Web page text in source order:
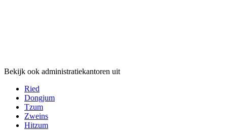
Bekijk ook administratiekantoren uit
Ried
Dongjum
Tzum
Zweins
Hitzum